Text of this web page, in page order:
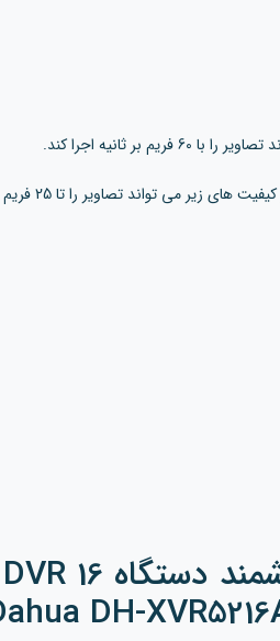
زیر می تواند تصاویر را تا 25 فریم اجرا کند:
DH-